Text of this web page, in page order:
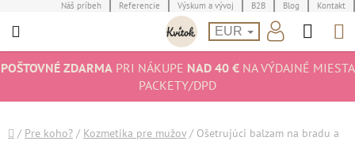
na
Náš príbeh Referencie Výskum a vývoj B2B Blog Kontakt
EUR
POŠTOVNÉ ZDARMAPRI NÁKUPE NAD 40 €NA VÝDAJNÉ MIESTA
PACKETY/DPD
Domov
/ Pre koho? / Kozmetika pre mužov / Ošetrujúci balzam na bradu a